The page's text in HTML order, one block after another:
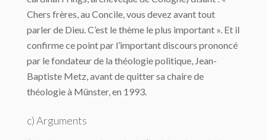
Chers frères, au Concile, vous devez avant tout
parler de Dieu. C’est le thème le plus important ». Et il
confirme ce point par l’important discours prononcé
par le fondateur de la théologie politique, Jean-
Baptiste Metz, avant de quitter sa chaire de
théologie à Münster, en 1993.
c) Arguments